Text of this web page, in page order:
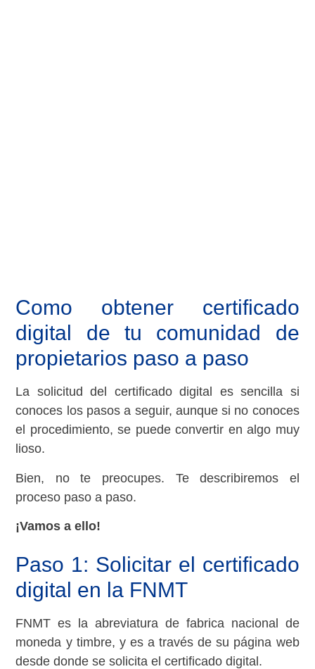
Como obtener certificado
digital de tu comunidad de
propietarios paso a paso
La solicitud del certificado digital es sencilla si
conoces los pasos a seguir, aunque si no conoces
el procedimiento, se puede convertir en algo muy
lioso.
Bien, no te preocupes. Te describiremos el
proceso paso a paso.
¡Vamos a ello!
Paso 1: Solicitar el certificado
digital en la FNMT
FNMT es la abreviatura de fabrica nacional de
moneda y timbre, y es a través de su página web
desde donde se solicita el certificado digital.